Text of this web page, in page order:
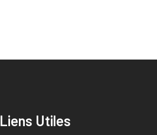
Liens Utiles